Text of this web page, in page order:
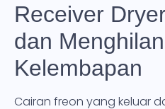
Receiver
dan
Kelembapan
Cairan freon yang keluar